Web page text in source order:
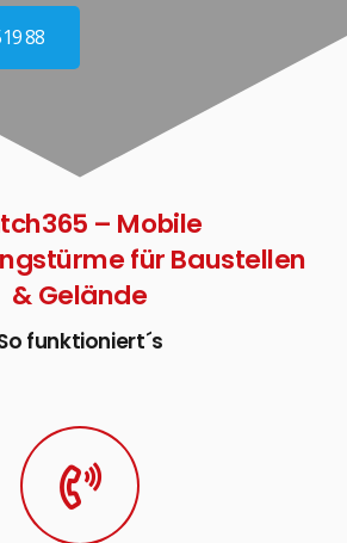
88
– Mobile
für Baustellen
& Gelände
funktioniert´s